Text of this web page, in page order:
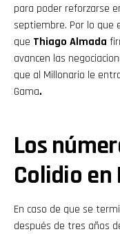
para poder reforzarse
septiembre. Por lo que
que Thiago Almada
avancen las
que al Millonario le
Gama.
Los
Colidio en
En caso de que se
después de tres años